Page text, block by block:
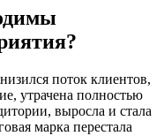
поток клиентов,
утрачена полностью
выросла и стала
марка перестала